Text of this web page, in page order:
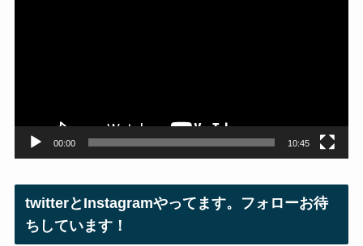
00:00 10:45
twitterとInstagramやってます。フォローお待
ちしています！